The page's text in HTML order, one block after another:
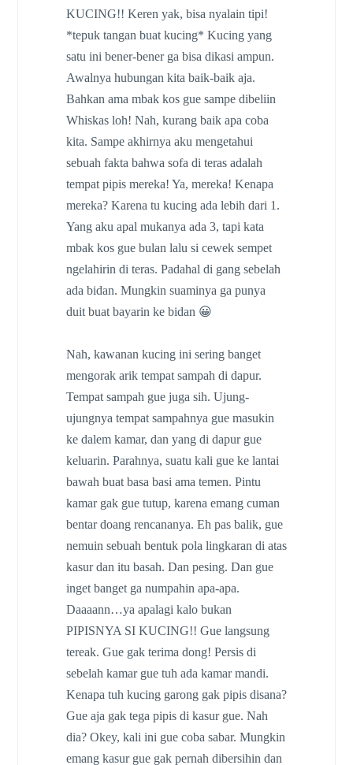
KUCING!! Keren yak, bisa nyalain tipi!
*tepuk tangan buat kucing* Kucing yang
satu ini bener-bener ga bisa dikasi ampun.
Awalnya hubungan kita baik-baik aja.
Bahkan ama mbak kos gue sampe dibeliin
Whiskas loh! Nah, kurang baik apa coba
kita. Sampe akhirnya aku mengetahui
sebuah fakta bahwa sofa di teras adalah
tempat pipis mereka! Ya, mereka! Kenapa
mereka? Karena tu kucing ada lebih dari 1.
Yang aku apal mukanya ada 3, tapi kata
mbak kos gue bulan lalu si cewek sempet
ngelahirin di teras. Padahal di gang sebelah
ada bidan. Mungkin suaminya ga punya
duit buat bayarin ke bidan 😀
Nah, kawanan kucing ini sering banget
mengorak arik tempat sampah di dapur.
Tempat sampah gue juga sih. Ujung-
ujungnya tempat sampahnya gue masukin
ke dalem kamar, dan yang di dapur gue
keluarin. Parahnya, suatu kali gue ke lantai
bawah buat basa basi ama temen. Pintu
kamar gak gue tutup, karena emang cuman
bentar doang rencananya. Eh pas balik, gue
nemuin sebuah bentuk pola lingkaran di atas
kasur dan itu basah. Dan pesing. Dan gue
inget banget ga numpahin apa-apa.
Daaaann…ya apalagi kalo bukan
PIPISNYA SI KUCING!! Gue langsung
tereak. Gue gak terima dong! Persis di
sebelah kamar gue tuh ada kamar mandi.
Kenapa tuh kucing garong gak pipis disana?
Gue aja gak tega pipis di kasur gue. Nah
dia? Okey, kali ini gue coba sabar. Mungkin
emang kasur gue gak pernah dibersihin dan